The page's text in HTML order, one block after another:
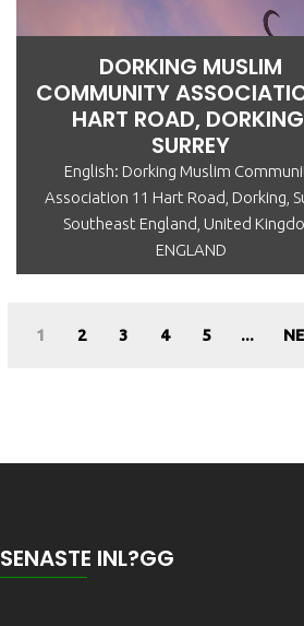
DORKING MUSLIM
COMMUNITY
HART ROAD,
SURREY
English: Dorking Muslim
Association 11 Hart Road, Dorking,
Southeast England, United
ENGLAND
1 2 3 4 5 ...
SENASTE INL?GG